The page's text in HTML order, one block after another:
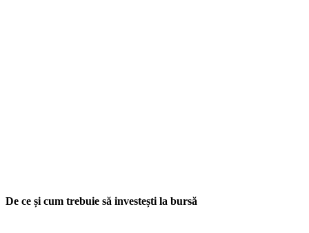
De ce și cum trebuie să investești la bursă